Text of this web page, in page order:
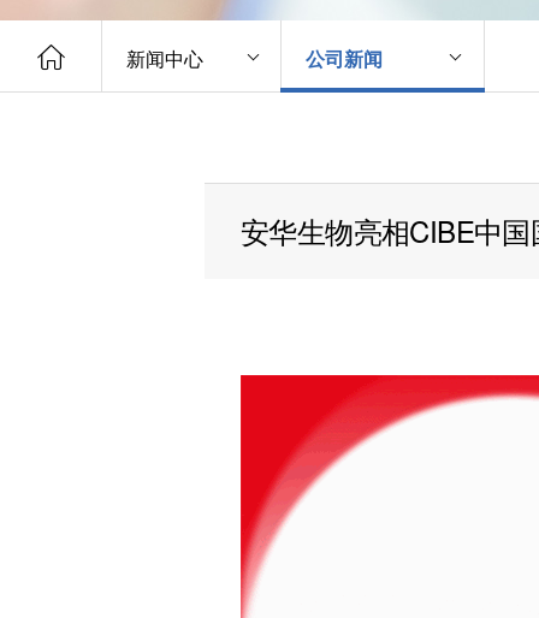
新闻中心 公司新闻
安华生物亮相CIBE中